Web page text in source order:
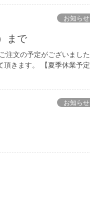
お知らせ
まで
注文の予定がございました
頂きます。 【夏季休業予定
お知らせ